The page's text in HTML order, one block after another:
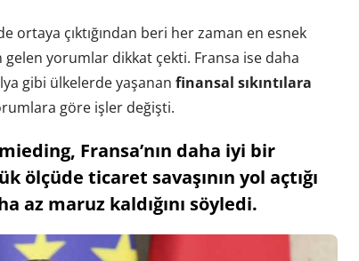
ortaya çıktığından beri her zaman en esnek
yorumlar dikkat çekti. Fransa ise daha
gibi ülkelerde yaşanan finansal sıkıntılara
göre işler değişti.
Fransa’nın daha iyi bir
ölçüde ticaret savaşının yol açtığı
maruz kaldığını söyledi.